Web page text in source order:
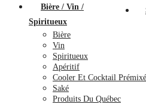
Bière / Vin /
Spiritueux
Bière
Vin
Spiritueux
Apéritif
Cooler Et Cocktail Prémixé
Saké
Produits Du Québec